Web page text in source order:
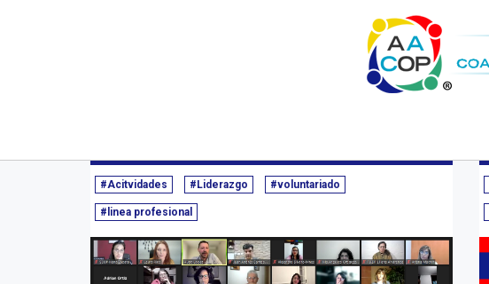
Categoría | Contenidos de Interés
#Acitvidades #Liderazgo #voluntariado
#linea profesional